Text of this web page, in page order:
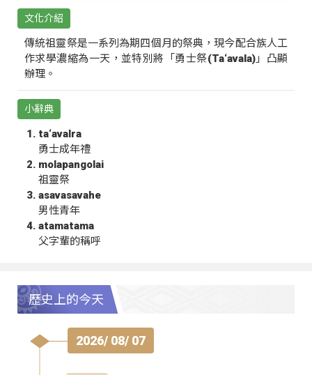
文化介紹
傳統祖靈祭是一系列為期四個月的祭典，現今配合族人工
作求學濃縮為一天，並特別將「勇士祭(Ta‘avala)」凸顯
辦理。
小辭典
ta‘avalra
勇士成年禮
molapangolai
祖靈祭
asavasavahe
男性青年
atamatama
父字輩的稱呼
歷史上的今天
2026/ 08/ 07